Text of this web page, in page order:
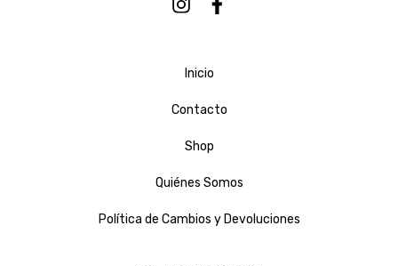
Inicio
Contacto
Shop
Quiénes Somos
Política de Cambios y Devoluciones